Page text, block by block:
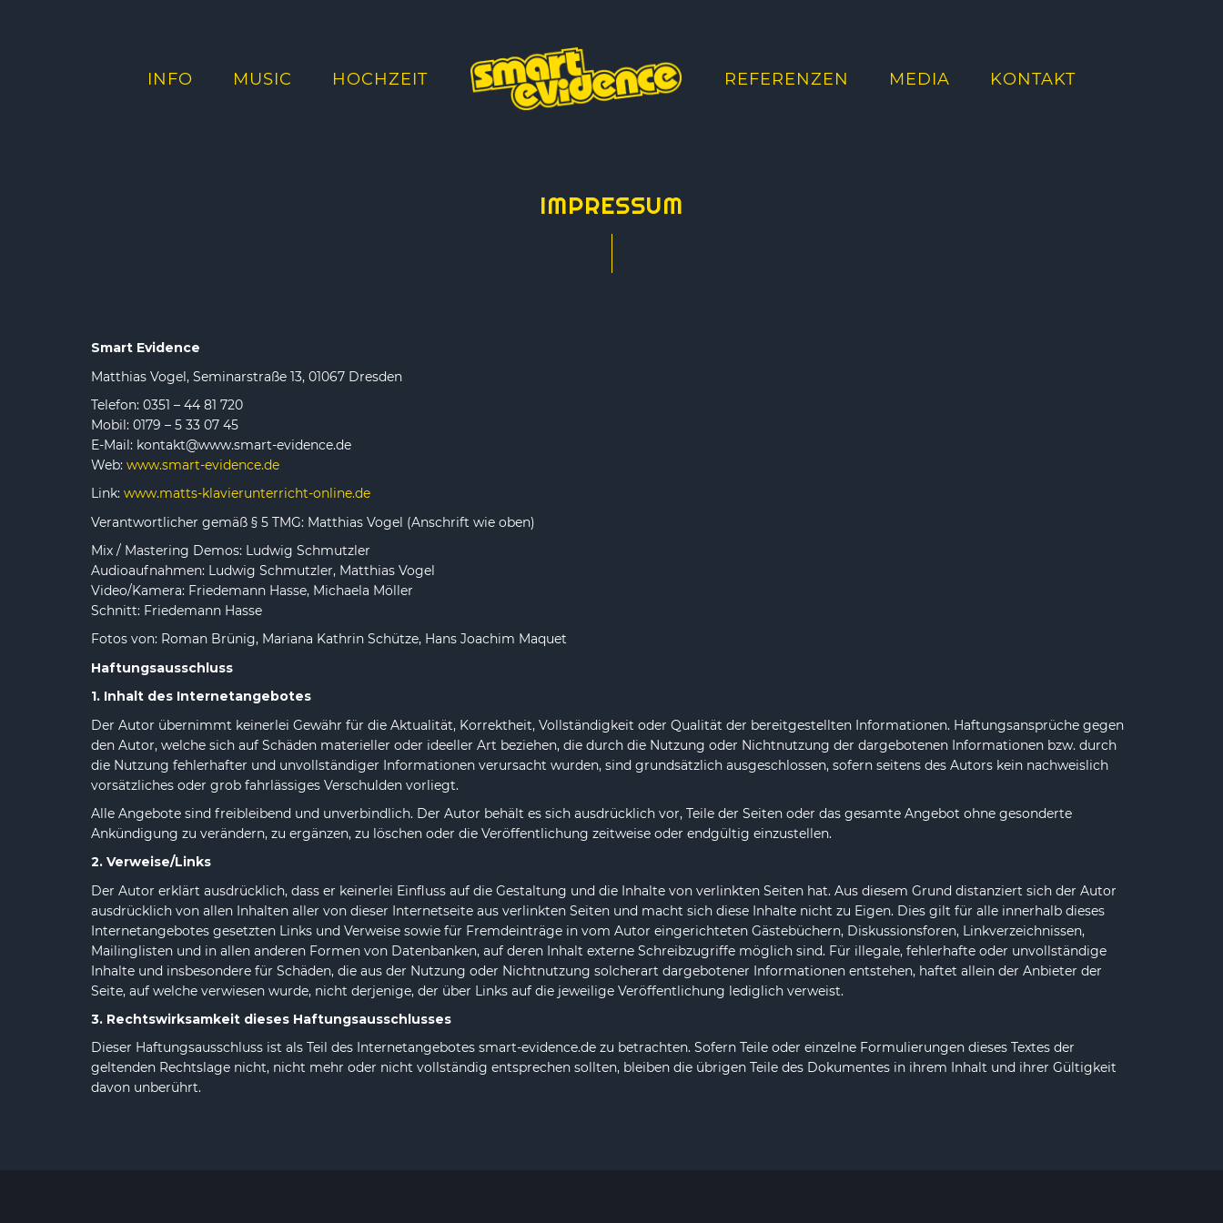
INFO MUSIC HOCHZEIT REFERENZEN MEDIA KONTAKT
IMPRESSUM
Smart Evidence
Matthias Vogel, Seminarstraße 13, 01067 Dresden
Telefon: 0351 – 44 81 720
Mobil: 0179 – 5 33 07 45
E-Mail: kontakt@www.smart-evidence.de
Web: www.smart-evidence.de
Link: www.matts-klavierunterricht-online.de
Verantwortlicher gemäß § 5 TMG: Matthias Vogel (Anschrift wie oben)
Mix / Mastering Demos: Ludwig Schmutzler
Audioaufnahmen: Ludwig Schmutzler, Matthias Vogel
Video/Kamera: Friedemann Hasse, Michaela Möller
Schnitt: Friedemann Hasse
Fotos von: Roman Brünig, Mariana Kathrin Schütze, Hans Joachim Maquet
Haftungsausschluss
1. Inhalt des Internetangebotes
Der Autor übernimmt keinerlei Gewähr für die Aktualität, Korrektheit, Vollständigkeit oder Qualität der bereitgestellten Informationen. Haftungsansprüche gegen
den Autor, welche sich auf Schäden materieller oder ideeller Art beziehen, die durch die Nutzung oder Nichtnutzung der dargebotenen Informationen bzw. durch
die Nutzung fehlerhafter und unvollständiger Informationen verursacht wurden, sind grundsätzlich ausgeschlossen, sofern seitens des Autors kein nachweislich
vorsätzliches oder grob fahrlässiges Verschulden vorliegt.
Alle Angebote sind freibleibend und unverbindlich. Der Autor behält es sich ausdrücklich vor, Teile der Seiten oder das gesamte Angebot ohne gesonderte
Ankündigung zu verändern, zu ergänzen, zu löschen oder die Veröffentlichung zeitweise oder endgültig einzustellen.
2. Verweise/Links
Der Autor erklärt ausdrücklich, dass er keinerlei Einfluss auf die Gestaltung und die Inhalte von verlinkten Seiten hat. Aus diesem Grund distanziert sich der Autor
ausdrücklich von allen Inhalten aller von dieser Internetseite aus verlinkten Seiten und macht sich diese Inhalte nicht zu Eigen. Dies gilt für alle innerhalb dieses
Internetangebotes gesetzten Links und Verweise sowie für Fremdeinträge in vom Autor eingerichteten Gästebüchern, Diskussionsforen, Linkverzeichnissen,
Mailinglisten und in allen anderen Formen von Datenbanken, auf deren Inhalt externe Schreibzugriffe möglich sind. Für illegale, fehlerhafte oder unvollständige
Inhalte und insbesondere für Schäden, die aus der Nutzung oder Nichtnutzung solcherart dargebotener Informationen entstehen, haftet allein der Anbieter der
Seite, auf welche verwiesen wurde, nicht derjenige, der über Links auf die jeweilige Veröffentlichung lediglich verweist.
3. Rechtswirksamkeit dieses Haftungsausschlusses
Dieser Haftungsausschluss ist als Teil des Internetangebotes smart-evidence.de zu betrachten. Sofern Teile oder einzelne Formulierungen dieses Textes der
geltenden Rechtslage nicht, nicht mehr oder nicht vollständig entsprechen sollten, bleiben die übrigen Teile des Dokumentes in ihrem Inhalt und ihrer Gültigkeit
davon unberührt.